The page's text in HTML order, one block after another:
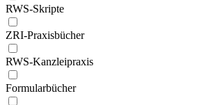
RWS-Skripte
ZRI-Praxisbücher
RWS-Kanzleipraxis
Formularbücher